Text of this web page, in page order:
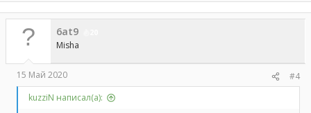
6at9
Misha
15 Май 2020
#4
kuzziN написал(а):